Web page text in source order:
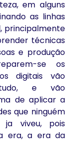
em alguns
as linhas
principalmente
técnicas
e produção
se os
digitais vão
e vão
de aplicar a
que ninguém
ja viveu, pois
era, a era da